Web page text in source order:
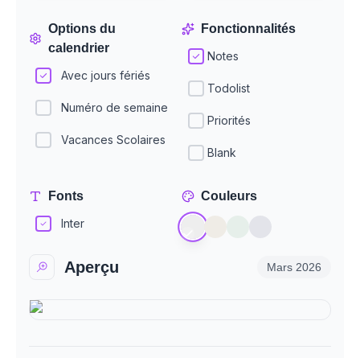
Options du
calendrier
Avec jours fériés
Numéro de semaine
Vacances Scolaires
Fonctionnalités
Notes
Todolist
Priorités
Blank
Fonts
Inter
Couleurs
Aperçu Mars 2026